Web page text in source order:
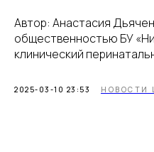
Автор: Анастасия
общественностью БУ
клинический
2025-03-10 23:53 НОВОСТИ